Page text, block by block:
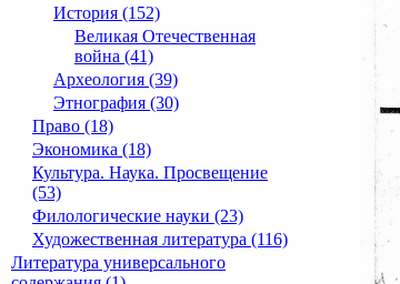
История (152)
Великая Отечественная
война (41)
Археология (39)
Этнография (30)
Право (18)
Экономика (18)
Культура. Наука. Просвещение
(53)
Филологические науки (23)
Художественная литература (116)
Литература универсального